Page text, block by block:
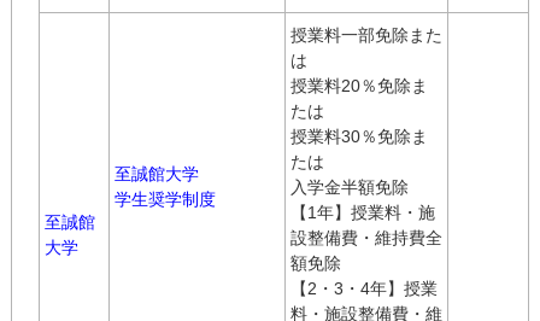
至誠館
大学
至誠館大学
学生奨学制度
授業料一部免除また
は
授業料20％免除ま
たは
授業料30％免除ま
たは
入学金半額免除
【1年】授業料・施
設整備費・維持費全
額免除
【2・3・4年】授業
料・施設整備費・維